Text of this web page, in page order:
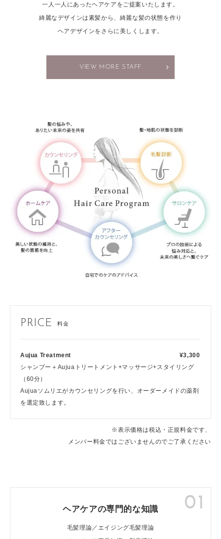
一人一人にあったヘアケアをご提案いたします。
綺麗なデザインは素髪から、綺麗な髪の状態を作り
ヘアデザインをさらに美しくします。
VIEW MORE STAFF
PRICE 料金
Aujua Treatment
¥3,300
シャンプー＋Aujuaトリートメント+マッサージ+スタイリング
（60分）
Aujuaソムリエがカウンセリングを行い、オーダーメイドの薬剤
を選定致します。
※表示価格は税込・正規料金です、
メンバー料金ではございませんのでご了承ください
01
ヘアケアの専門的な知識
毛髪理論／エイジング毛髪理論